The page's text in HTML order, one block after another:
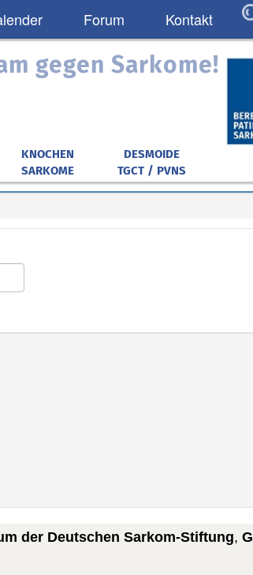
Forum Kontakt
gegen Sarkome!
KNOCHEN
SARKOME
DESMOIDE
TGCT / PVNS
der Deutschen Sarkom-Stiftung,